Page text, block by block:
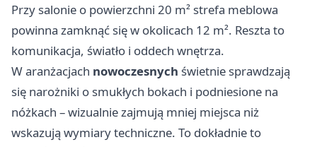
Przy salonie o powierzchni 20 m² strefa meblowa
powinna zamknąć się w okolicach 12 m². Reszta to
komunikacja, światło i oddech wnętrza.
W aranżacjach nowoczesnych świetnie sprawdzają
się narożniki o smukłych bokach i podniesione na
nóżkach – wizualnie zajmują mniej miejsca niż
wskazują wymiary techniczne. To dokładnie to